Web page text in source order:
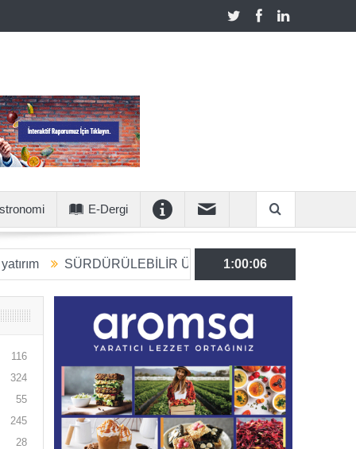
E-Dergi
SÜRDÜRÜLEBİLİR ÜRETİME 6 MİLYON EUROLUK
1:00:07
116
324
55
245
28